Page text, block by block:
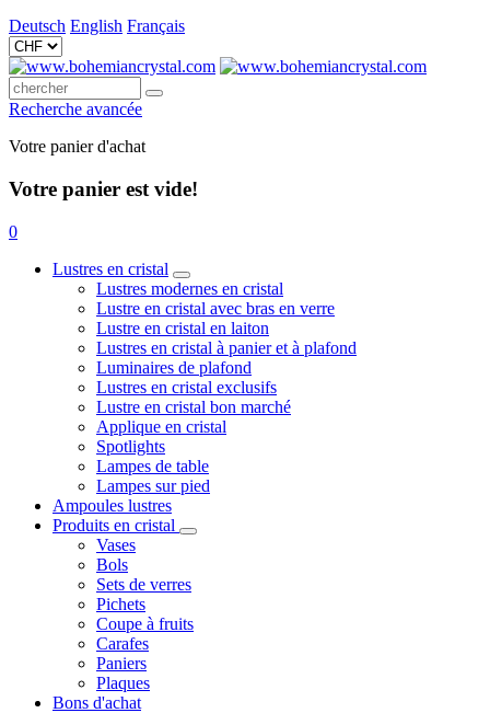
Deutsch English Français
Recherche avancée
Votre panier d'achat
Votre panier est vide!
0
Lustres en cristal
Lustres modernes en cristal
Lustre en cristal avec bras en verre
Lustre en cristal en laiton
Lustres en cristal à panier et à plafond
Luminaires de plafond
Lustres en cristal exclusifs
Lustre en cristal bon marché
Applique en cristal
Spotlights
Lampes de table
Lampes sur pied
Ampoules lustres
Produits en cristal
Vases
Bols
Sets de verres
Pichets
Coupe à fruits
Carafes
Paniers
Plaques
Bons d'achat